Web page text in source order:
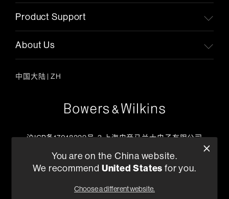
Product Support
About Us
中国大陆 | ZH
沪ICP备17018229号-3 上海电音马兰士电子有限公司
+86 400-621-0886
工作日上午09:00 ~ 17:45
查找零售商
You are on the China website.
We recommend United States for you.
Choose a different website.